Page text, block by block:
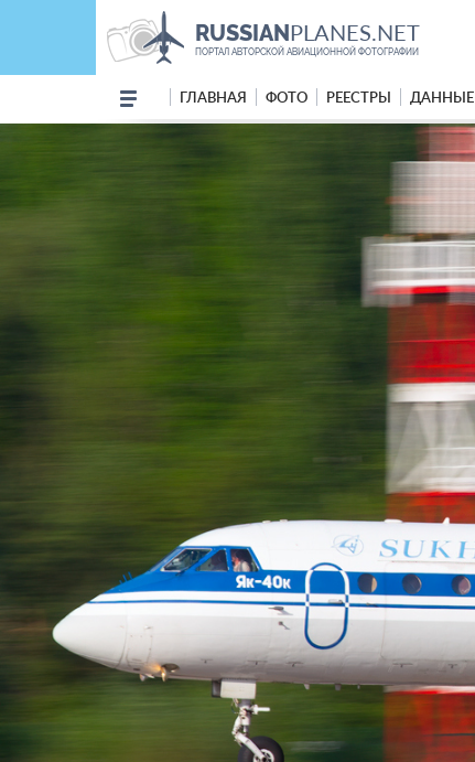
RUSSIANPLANES.NET
ПОРТАЛ АВТОРСКОЙ АВИАЦИОННОЙ ФОТОГРАФИИ
ГЛАВНАЯ ФОТО РЕЕСТРЫ ДАННЫЕ